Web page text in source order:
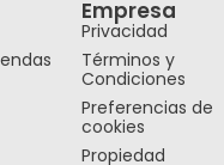
Empresa
Privacidad
Términos y
Condiciones
Preferencias de
cookies
Propiedad